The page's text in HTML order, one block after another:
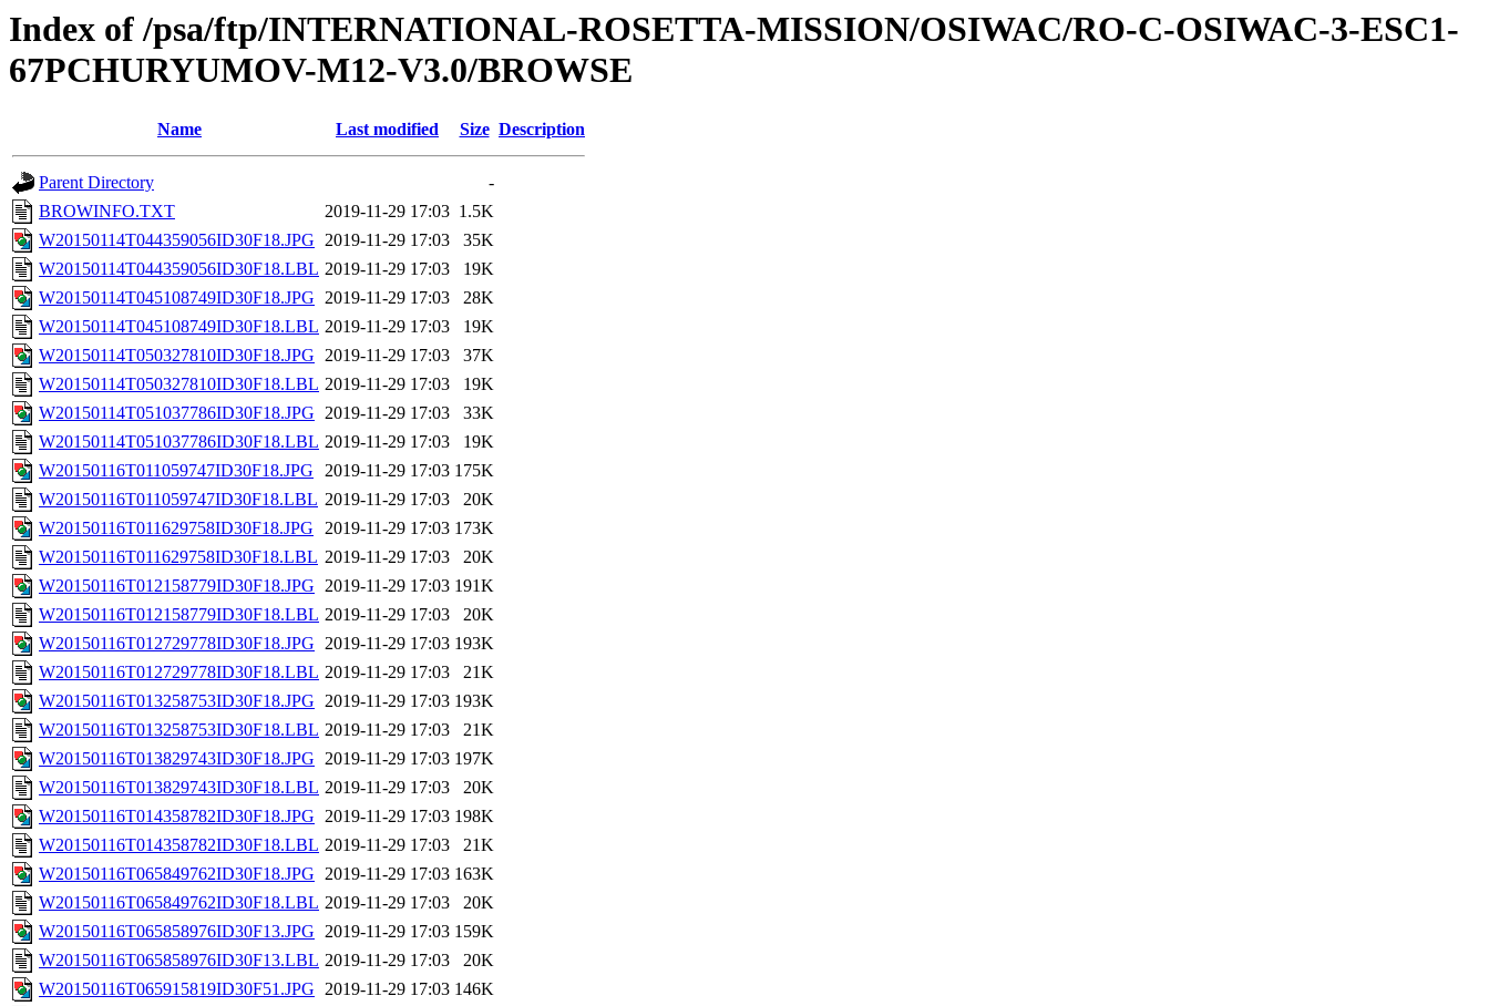
Index of /psa/ftp/INTERNATIONAL-ROSETTA-MISSION/OSIWAC/RO-C-OSIWAC-3-ESC1-
67PCHURYUMOV-M12-V3.0/BROWSE
Name Last modified Size Description
Parent Directory
-
BROWINFO.TXT
2019-11-29 17:03 1.5K
W20150114T044359056ID30F18.JPG 2019-11-29 17:03
35K
W20150114T044359056ID30F18.LBL 2019-11-29 17:03
19K
W20150114T045108749ID30F18.JPG 2019-11-29 17:03
28K
W20150114T045108749ID30F18.LBL 2019-11-29 17:03
19K
W20150114T050327810ID30F18.JPG 2019-11-29 17:03
37K
W20150114T050327810ID30F18.LBL 2019-11-29 17:03
19K
W20150114T051037786ID30F18.JPG 2019-11-29 17:03
33K
W20150114T051037786ID30F18.LBL 2019-11-29 17:03
19K
W20150116T011059747ID30F18.JPG
2019-11-29 17:03 175K
W20150116T011059747ID30F18.LBL 2019-11-29 17:03
20K
W20150116T011629758ID30F18.JPG
2019-11-29 17:03 173K
W20150116T011629758ID30F18.LBL 2019-11-29 17:03
20K
W20150116T012158779ID30F18.JPG 2019-11-29 17:03 191K
W20150116T012158779ID30F18.LBL 2019-11-29 17:03
20K
W20150116T012729778ID30F18.JPG 2019-11-29 17:03 193K
W20150116T012729778ID30F18.LBL 2019-11-29 17:03
21K
W20150116T013258753ID30F18.JPG 2019-11-29 17:03 193K
W20150116T013258753ID30F18.LBL 2019-11-29 17:03
21K
W20150116T013829743ID30F18.JPG 2019-11-29 17:03 197K
W20150116T013829743ID30F18.LBL 2019-11-29 17:03
20K
W20150116T014358782ID30F18.JPG 2019-11-29 17:03 198K
W20150116T014358782ID30F18.LBL 2019-11-29 17:03
21K
W20150116T065849762ID30F18.JPG 2019-11-29 17:03 163K
W20150116T065849762ID30F18.LBL 2019-11-29 17:03
20K
W20150116T065858976ID30F13.JPG 2019-11-29 17:03 159K
W20150116T065858976ID30F13.LBL 2019-11-29 17:03
20K
W20150116T065915819ID30F51.JPG 2019-11-29 17:03 146K